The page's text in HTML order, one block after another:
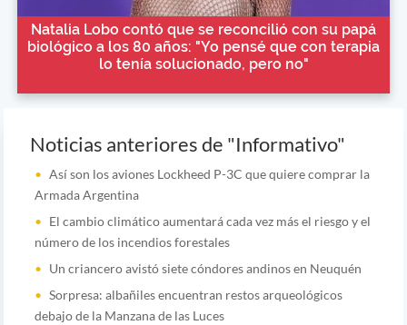
Natalia Lobo contó que se reconcilió con su papá
biológico a los 80 años: "Yo pensé que con terapia
lo tenía solucionado, pero no"
Noticias anteriores de "Informativo"
Así son los aviones Lockheed P-3C que quiere comprar la
Armada Argentina
El cambio climático aumentará cada vez más el riesgo y el
número de los incendios forestales
Un criancero avistó siete cóndores andinos en Neuquén
Sorpresa: albañiles encuentran restos arqueológicos
debajo de la Manzana de las Luces